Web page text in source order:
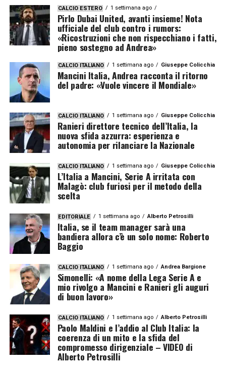
CALCIO ESTERO 1 settimana ago
Pirlo Dubai United, avanti insieme! Nota
ufficiale del club contro i rumors:
«Ricostruzioni che non rispecchiano i fatti,
pieno sostegno ad Andrea»
CALCIO ITALIANO 1 settimana ago Giuseppe Colicchia
Mancini Italia, Andrea racconta il ritorno
del padre: «Vuole vincere il Mondiale»
CALCIO ITALIANO 1 settimana ago Giuseppe Colicchia
Ranieri direttore tecnico dell’Italia, la
nuova sfida azzurra: esperienza e
autonomia per rilanciare la Nazionale
CALCIO ITALIANO 1 settimana ago Giuseppe Colicchia
L’Italia a Mancini, Serie A irritata con
Malagò: club furiosi per il metodo della
scelta
EDITORIALE 1 settimana ago Alberto Petrosilli
Italia, se il team manager sarà una
bandiera allora c’è un solo nome: Roberto
Baggio
CALCIO ITALIANO 1 settimana ago Andrea Bargione
Simonelli: «A nome della Lega Serie A e
mio rivolgo a Mancini e Ranieri gli auguri
di buon lavoro»
CALCIO ITALIANO 1 settimana ago Alberto Petrosilli
Paolo Maldini e l’addio al Club Italia: la
coerenza di un mito e la sfida del
compromesso dirigenziale – VIDEO di
Alberto Petrosilli